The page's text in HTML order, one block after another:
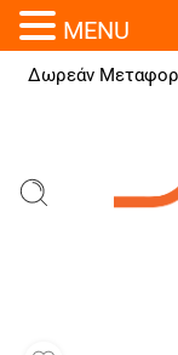
Δωρεάν
MENU